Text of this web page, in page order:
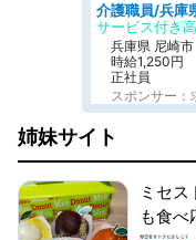
介護職員/兵庫
兵庫県 尼崎市
時給1,250円
正社員
スポンサー：
姉妹サイト
ミセ
も食べ